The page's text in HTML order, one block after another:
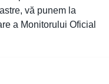
vă punem la
a Monitorului Oficial